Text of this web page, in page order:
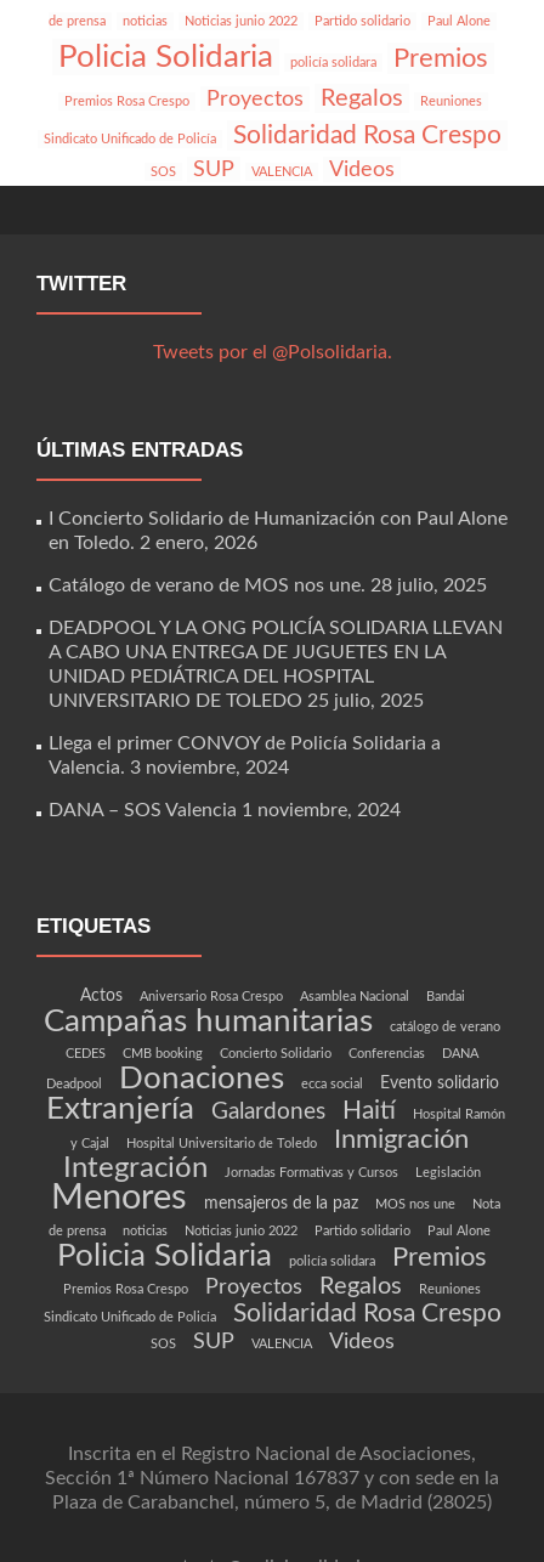
de prensa noticias Noticias junio 2022 Partido solidario Paul Alone
Policia Solidaria policía solidara Premios
Premios Rosa Crespo Proyectos Regalos Reuniones
Sindicato Unificado de Policía Solidaridad Rosa Crespo
SOS SUP VALENCIA Videos
TWITTER
Tweets por el @Polsolidaria.
ÚLTIMAS ENTRADAS
I Concierto Solidario de Humanización con Paul Alone
en Toledo. 2 enero, 2026
Catálogo de verano de MOS nos une. 28 julio, 2025
DEADPOOL Y LA ONG POLICÍA SOLIDARIA LLEVAN
A CABO UNA ENTREGA DE JUGUETES EN LA
UNIDAD PEDIÁTRICA DEL HOSPITAL
UNIVERSITARIO DE TOLEDO 25 julio, 2025
Llega el primer CONVOY de Policía Solidaria a
Valencia. 3 noviembre, 2024
DANA – SOS Valencia 1 noviembre, 2024
ETIQUETAS
Actos Aniversario Rosa Crespo Asamblea Nacional Bandai
Campañas humanitarias
catálogo de verano
CEDES
CMB booking Concierto Solidario Conferencias DANA
Deadpool Donaciones ecca social Evento solidario
Extranjería Galardones Haití Hospital Ramón
y Cajal Hospital Universitario de Toledo Inmigración
Integración Jornadas Formativas y Cursos Legislación
Menores mensajeros de la paz MOS nos une
Nota
de prensa
noticias Noticias junio 2022 Partido solidario Paul Alone
Policia Solidaria policía solidara Premios
Premios Rosa Crespo Proyectos Regalos Reuniones
Sindicato Unificado de Policía Solidaridad Rosa Crespo
SOS SUP VALENCIA Videos
Inscrita en el Registro Nacional de Asociaciones,
Sección 1ª Número Nacional 167837 y con sede en la
Plaza de Carabanchel, número 5, de Madrid (28025)